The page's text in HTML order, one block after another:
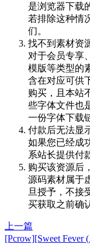
是浏览器下载
若排除这种情
们。
找不到素材资
对于会员专享
模版等类型的
含在对应可供
购买，且本站
些字体文件也
一份字体下载
付款后无法显
如果您已经成
系站长提供付
购买该资源后
源码素材属于
旦授予，不接
买获取之前确
上一篇
[Pcrow][Sweet Fever